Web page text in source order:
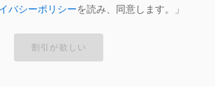
バシーポリシーを読み、同意します。」
割引が欲しい